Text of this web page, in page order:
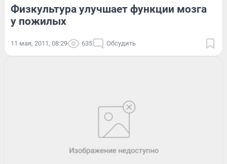
Физкультура улучшает функции мозга
у пожилых
11 мая, 2011, 08:29 635 Обсудить